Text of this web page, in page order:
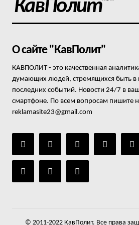
КавПолит
О сайте "КавПолит"
КАВПОЛИТ - это качественная
думающих людей, стремящихся быть в
последних событий. Новости 24/7 в
смартфоне. По всем вопросам пишите
reklamasite23@gmail.com
© 2011-2022 КавПолит. Все права